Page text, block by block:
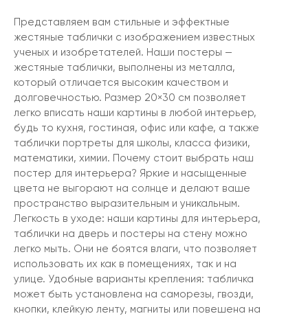
Представляем вам стильные и эффектные
жестяные таблички с изображением известных
ученых и изобретателей. Наши постеры —
жестяные таблички, выполнены из металла,
который отличается высоким качеством и
долговечностью. Размер 20×30 см позволяет
легко вписать наши картины в любой интерьер,
будь то кухня, гостиная, офис или кафе, а также
таблички портреты для школы, класса физики,
математики, химии. Почему стоит выбрать наш
постер для интерьера? Яркие и насыщенные
цвета не выгорают на солнце и делают ваше
пространство выразительным и уникальным.
Легкость в уходе: наши картины для интерьера,
таблички на дверь и постеры на стену можно
легко мыть. Они не боятся влаги, что позволяет
использовать их как в помещениях, так и на
улице. Удобные варианты крепления: табличка
может быть установлена на саморезы, гвозди,
кнопки, клейкую ленту, магниты или повешена на